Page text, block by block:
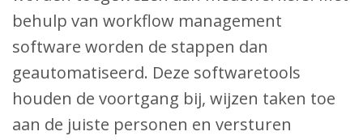
behulp van workflow management
software worden de stappen dan
geautomatiseerd. Deze softwaretools
houden de voortgang bij, wijzen taken toe
aan de juiste personen en versturen